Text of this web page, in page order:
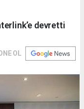
devretti
OL